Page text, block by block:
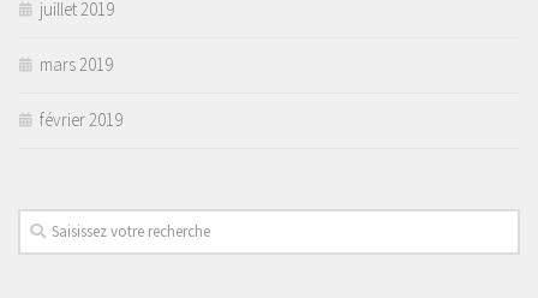
juillet 2019
mars 2019
février 2019